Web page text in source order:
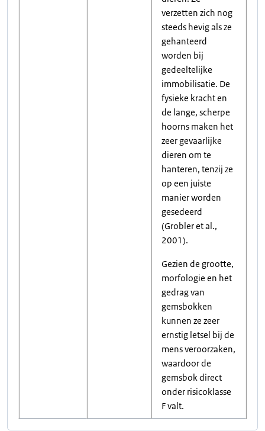
verzetten zich nog
steeds hevig als ze
gehanteerd
worden bij
gedeeltelijke
immobilisatie. De
fysieke kracht en
de lange, scherpe
hoorns maken het
zeer gevaarlijke
dieren om te
hanteren, tenzij ze
op een juiste
manier worden
gesedeerd
(Grobler et al.,
2001).
Gezien de grootte,
morfologie en het
gedrag van
gemsbokken
kunnen ze zeer
ernstig letsel bij de
mens veroorzaken,
waardoor de
gemsbok direct
onder risicoklasse
F valt.